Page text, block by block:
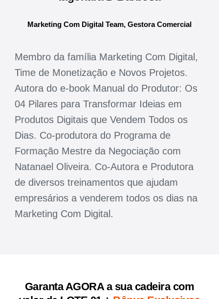
Marketing Com Digital Team, Gestora Comercial
Membro da família Marketing Com Digital,
Time de Monetização e Novos Projetos.
Autora do e-book Manual do Produtor: Os
04 Pilares para Transformar Ideias em
Produtos Digitais que Vendem Todos os
Dias. Co-produtora do Programa de
Formação Mestre da Negociação com
Natanael Oliveira. Co-Autora e Produtora
de diversos treinamentos que ajudam
empresários a venderem todos os dias na
Marketing Com Digital.
Garanta AGORA a sua cadeira com